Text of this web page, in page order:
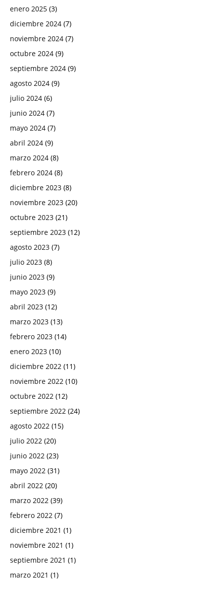
enero 2025 (3)
diciembre 2024 (7)
noviembre 2024 (7)
octubre 2024 (9)
septiembre 2024 (9)
agosto 2024 (9)
julio 2024 (6)
junio 2024 (7)
mayo 2024 (7)
abril 2024 (9)
marzo 2024 (8)
febrero 2024 (8)
diciembre 2023 (8)
noviembre 2023 (20)
octubre 2023 (21)
septiembre 2023 (12)
agosto 2023 (7)
julio 2023 (8)
junio 2023 (9)
mayo 2023 (9)
abril 2023 (12)
marzo 2023 (13)
febrero 2023 (14)
enero 2023 (10)
diciembre 2022 (11)
noviembre 2022 (10)
octubre 2022 (12)
septiembre 2022 (24)
agosto 2022 (15)
julio 2022 (20)
junio 2022 (23)
mayo 2022 (31)
abril 2022 (20)
marzo 2022 (39)
febrero 2022 (7)
diciembre 2021 (1)
noviembre 2021 (1)
septiembre 2021 (1)
marzo 2021 (1)